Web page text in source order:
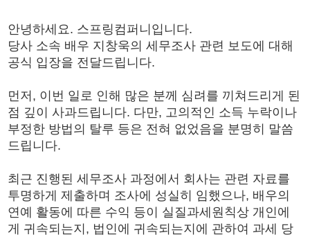
안녕하세요. 스프링컴퍼니입니다.
당사 소속 배우 지창욱의 세무조사 관련 보도에 대해
공식 입장을 전달드립니다.
먼저, 이번 일로 인해 많은 분께 심려를 끼쳐드리게 된
점 깊이 사과드립니다. 다만, 고의적인 소득 누락이나
부정한 방법의 탈루 등은 전혀 없었음을 분명히 말씀
드립니다.
최근 진행된 세무조사 과정에서 회사는 관련 자료를
투명하게 제출하며 조사에 성실히 임했으나, 배우의
연예 활동에 따른 수익 등이 실질과세원칙상 개인에
게 귀속되는지, 법인에 귀속되는지에 관하여 과세 당